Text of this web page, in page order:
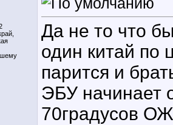
Да не то что
один китай по
парится и
ЭБУ начинает
70градусов